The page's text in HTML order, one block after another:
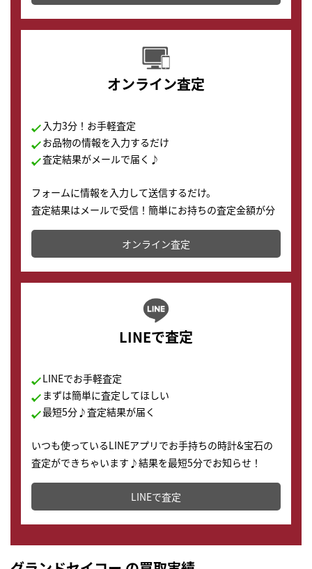
す。
オンライン査定
入力3分！お手軽査定
お品物の情報を入力するだけ
査定結果がメールで届く♪
フォームに情報を入力して送信するだけ。
査定結果はメールで受信！簡単にお持ちの査定金額が分
かります。
オンライン査定
LINEで査定
LINEでお手軽査定
まずは簡単に査定してほしい
最短5分♪査定結果が届く
いつも使っているLINEアプリでお手持ちの時計&宝石の
査定ができちゃいます♪結果を最短5分でお知らせ！
どこからでもすぐに査定金額を知ることが出来ます。
LINEで査定